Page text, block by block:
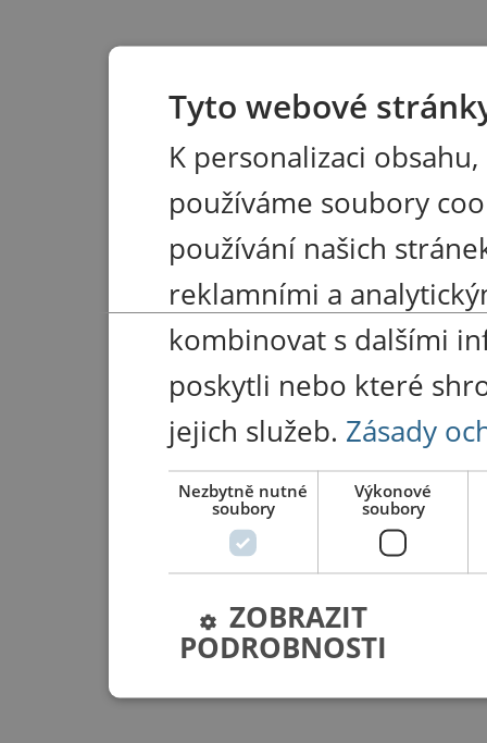
Tyto webové
K personalizaci
používáme soubory
používání našich
reklamními a
kombinovat s dalšími
poskytli nebo které
jejich služeb. Zásady
Nezbytně nutné
soubory
Výkonové
soubory
ZOBRAZIT
PODROBNOSTI